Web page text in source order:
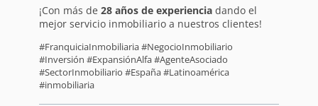
¡Con más de 28 años de experienciadando el
mejor servicio inmobiliario a nuestros clientes!
#FranquiciaInmobiliaria #NegocioInmobiliario
#Inversión #ExpansiónAlfa #AgenteAsociado
#SectorInmobiliario #España #Latinoamérica
#inmobiliaria